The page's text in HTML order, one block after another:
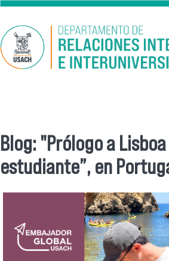
Pasar al contenido principal
Se encuentra usted
Blog: "Prólogo a
estudiante”, en